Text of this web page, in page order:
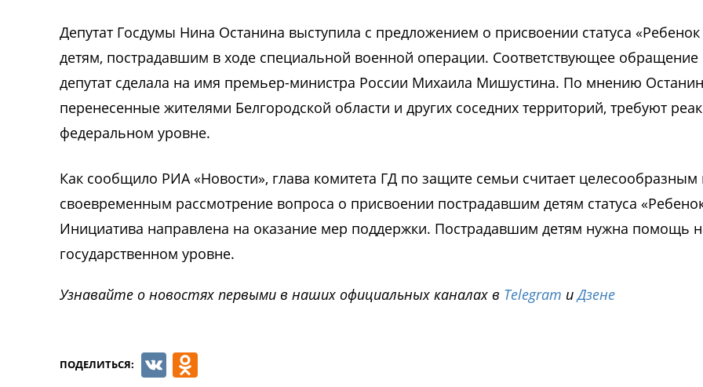
Депутат Госдумы Нина Останина выступила с предложением о присвоении статуса
детям, пострадавшим в ходе специальной военной операции. Соответствующее обращение
депутат сделала на имя премьер-министра России Михаила Мишустина. По мнению
перенесенные жителями Белгородской области и других соседних территорий, требуют
федеральном уровне.
Как сообщило РИА «Новости», глава комитета ГД по защите семьи считает целесообразным
своевременным рассмотрение вопроса о присвоении пострадавшим детям статуса
Инициатива направлена на оказание мер поддержки. Пострадавшим детям нужна помощь
государственном уровне.
Узнавайте о новостях первыми в наших официальных каналах в Telegram иДзене
ПОДЕЛИТЬСЯ: VK